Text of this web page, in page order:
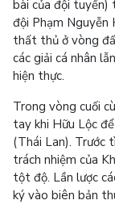
bài của đội tuyển)
đội Phạm Nguyễn
thất thủ ở vòng
các giải cá nhân
hiện thực.
Trong vòng cuối
tay khi Hữu Lộc
(Thái Lan). Trước
trách nhiệm của
tột độ. Lần lược
ký vào biên bản